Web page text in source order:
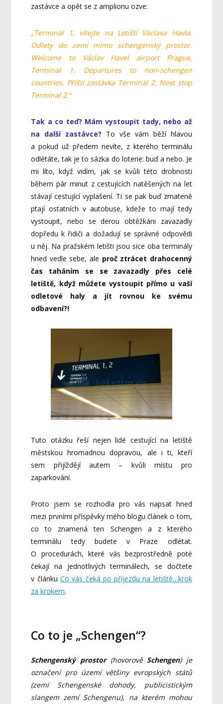
zastávce a opět se z amplionu ozve:
„Terminál 1, vítejte na Letišti Václava Havla.
Odlety do zemí mimo schengenský prostor.
Welcome to Václav Havel airport Prague,
Terminal 1. Departures to non-schengen
countries. Příští zastávka Terminál 2. Next stop
Terminal 2.“
Tak a co teď? Mám vystoupit tady, nebo až
na další zastávce? To vše vám běží hlavou
a pokud už předem nevíte, z kterého terminálu
odlétáte, tak je to sázka do loterie: buď a nebo. Je
mi líto, když vidím, jak se kvůli této drobnosti
během pár minut z cestujících natěšených na let
stávají cestující vyplašení. Ti se pak buď zmateně
ptají ostatních v autobuse, kdeže to mají tedy
vystoupit, nebo se derou obtěžkáni zavazadly
dopředu k řidiči a dožadují se správné odpovědi
u něj. Na pražském letišti jsou sice oba terminály
hned vedle sebe, ale proč ztrácet drahocenný
čas taháním se se zavazadly přes celé
letiště, když můžete vystoupit přímo u vaší
odletové haly a jít rovnou ke svému
odbavení?!
Tuto otázku řeší nejen lidé cestující na letiště
městskou hromadnou dopravou, ale i ti, kteří
sem přijíždějí autem – kvůli místu pro
zaparkování.
Proto jsem se rozhodla pro vás napsat hned
mezi prvními příspěvky mého blogu článek o tom,
co to znamená ten Schengen a z kterého
terminálu tedy budete v Praze odlétat.
O procedurách, které vás bezprostředně poté
čekají na jednotlivých terminálech, se dočtete
v článku Co vás čeká po příjezdu na letiště…krok
za krokem.
Co to je „Schengen“?
Schengenský prostor(hovorově Schengen) je
označení pro území většiny evropských států
(zemí Schengenské dohody, publicistickým
slangem zemí Schengenu), na kterém mohou